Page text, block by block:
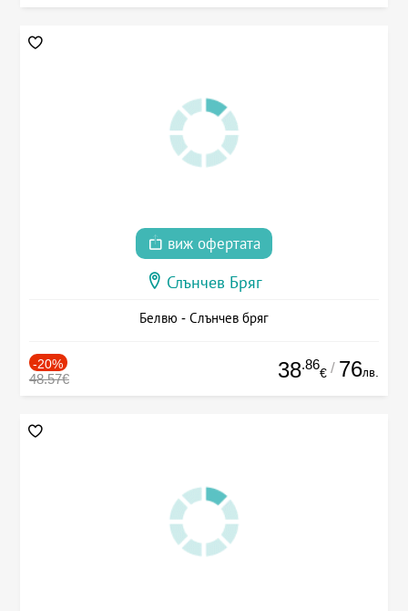
виж офертата
Слънчев Бряг
Белвю - Слънчев бряг
-20%
48.57€ 38.86
€ / 76лв.